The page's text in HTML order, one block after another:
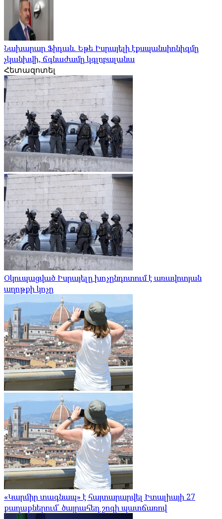
Նախարար Ֆիդան. Եթե Իսրայելի էքսպանսիոնիզմը
չկանխվի, ճգնաժամը կգլոբալանա
Հետազոտել
Օկուպացված Իսրայելը խոչընդոտում է առավոտյան
աղոթքի կոչը
«Կարմիր տագնապ» է հայտարարվել Իտալիայի 27
քաղաքներում՝ ծայրահեղ շոգի պատճառով